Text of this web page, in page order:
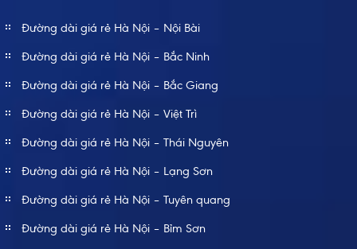
Đường dài giá rẻ Hà Nội – Nội Bài
Đường dài giá rẻ Hà Nội – Bắc Ninh
Đường dài giá rẻ Hà Nội – Bắc Giang
Đường dài giá rẻ Hà Nội – Việt Trì
Đường dài giá rẻ Hà Nội – Thái Nguyên
Đường dài giá rẻ Hà Nội – Lạng Sơn
Đường dài giá rẻ Hà Nội – Tuyên quang
Đường dài giá rẻ Hà Nội – Bỉm Sơn